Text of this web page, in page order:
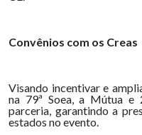
Convênios com os Creas
Visando incentivar e
na 79ª Soea, a Mútua e
parceria, garantindo a
estados no evento.